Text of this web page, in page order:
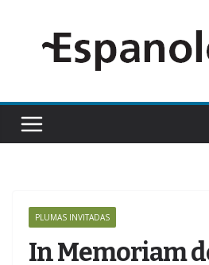
contenido
PLUMAS INVITADAS
In Memoriam